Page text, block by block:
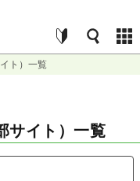
ト）一覧
サイト）一覧